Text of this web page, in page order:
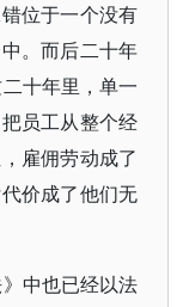
位于一个没有
。而后二十年
十年里，单一
员工从整个经
雇佣劳动成了
价成了他们无
中也已经以法